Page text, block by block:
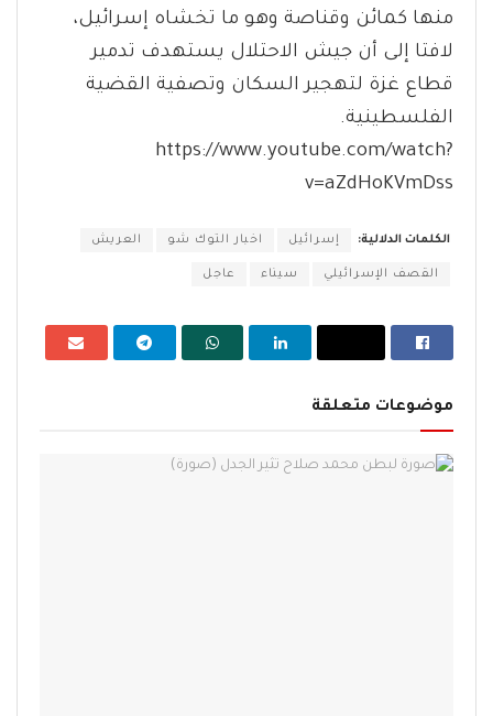
منها كمائن وقناصة وهو ما تخشاه إسرائيل،
لافتا إلى أن جيش الاحتلال يستهدف تدمير
قطاع غزة لتهجير السكان وتصفية القضية
الفلسطينية.
https://www.youtube.com/watch?
v=aZdHoKVmDss
الكلمات الدلالية: إسرائيل اخبار التوك شو العريش
القصف الإسرائيلي سيناء عاجل
موضوعات متعلقة